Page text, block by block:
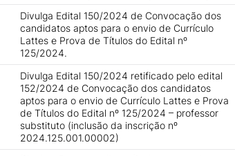
Divulga Edital 150/2024 de Convocação dos
candidatos aptos para o envio de Currículo
Lattes e Prova de Títulos do Edital nº
125/2024.
Divulga Edital 150/2024 retificado pelo edital
152/2024 de Convocação dos candidatos
aptos para o envio de Currículo Lattes e Prova
de Títulos do Edital nº 125/2024 – professor
substituto (inclusão da inscrição nº
2024.125.001.00002)